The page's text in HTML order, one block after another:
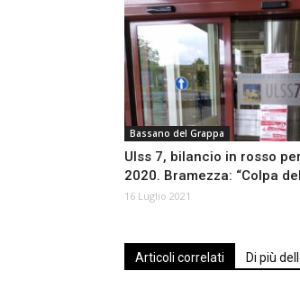
Bassano del Grappa
Ulss 7, bilancio in rosso
2020. Bramezza: “Colpa
16 Luglio 2021
Articoli correlati Di più